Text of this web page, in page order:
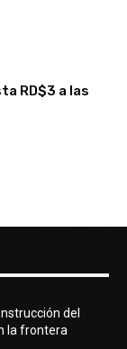
RD$3 a las
del
la frontera